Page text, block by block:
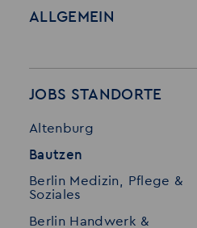
ALLGEMEIN
Für Bewerber
Stellenangebote
Initiativ bewerben
Merkzettel
JOBS STANDORTE
Altenburg
Bautzen
Berlin Medizin, Pflege &
Soziales
Berlin Handwerk &